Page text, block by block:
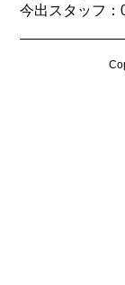
今出スタッフ：